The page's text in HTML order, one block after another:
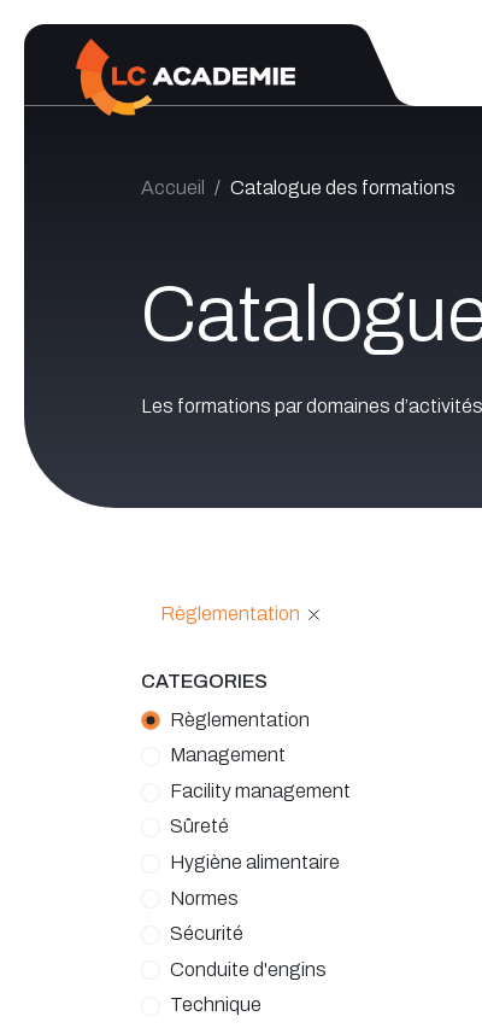
Accueil Catalogue des formations
Les formations par domaines d’activités
Règlementation
CATEGORIES
Règlementation
Management
Facility management
Sûreté
Hygiène alimentaire
Normes
Sécurité
Conduite d'engins
Technique